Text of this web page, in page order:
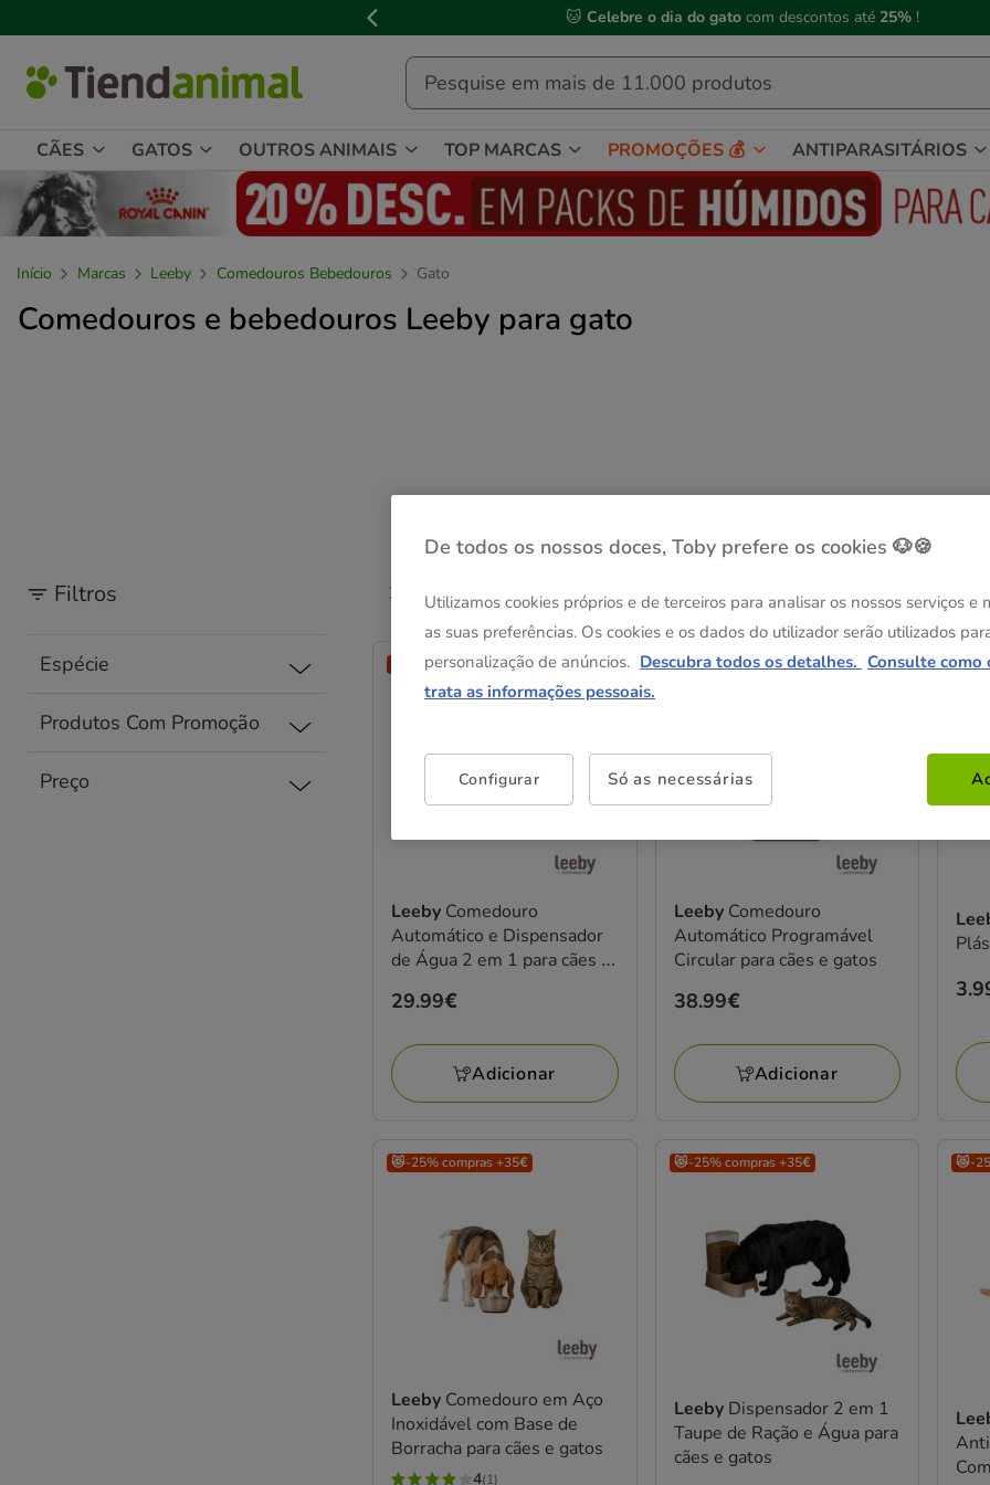
de
mensagem,
📅 Compre até às13h00 e receba a sua encomenda nopróximo dia útil
CÃES GATOS OUTROS ANIMAIS TOP MARCAS PROMOÇÕES 💰 ANTIPARASITÁRIOS
Início Marcas Leeby Comedouros Bebedouros Gato
Comedouros e bebedouros Leeby para gato
Filtros
Espécie
Produtos Com Promoção
Preço
39 Resultados
😻-25% compras +35€
Leeby Comedouro
Automático e Dispensador
de Água 2 em 1 para cães e
Preço
29.99€
Adicionar
😻-25% compras +35€
Leeby Comedouro
Automático Programável
Circular para cães e gatos
Preço
38.99€
Adicionar
está
a
😻-25% compras +35€
Leeby Comedouro em Aço
Inoxidável com Base de
Borracha para cães e gatos
4(1)
😻-25% compras +35€
Leeby Dispensador 2 em 1
Taupe de Ração e Água para
cães e gatos
😻-
De todos os nossos doces, Toby prefere os cookies 🐶🍪
Utilizamos cookies próprios e de terceiros para analisar os nossos serviços e
as suas preferências. Os cookies e os dados do utilizador serão utilizados
personalização de anúncios. Descubra todos os detalhes. Consulte como
trata as informações pessoais.
Configurar Só as necessárias